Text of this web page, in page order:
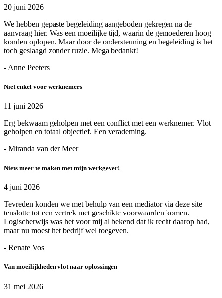
20 juni 2026
We hebben gepaste begeleiding aangeboden gekregen na de
aanvraag hier. Was een moeilijke tijd, waarin de gemoederen hoog
konden oplopen. Maar door de ondersteuning en begeleiding is het
toch geslaagd zonder ruzie. Mega bedankt!
- Anne Peeters
Niet enkel voor werknemers
11 juni 2026
Erg bekwaam geholpen met een conflict met een werknemer. Vlot
geholpen en totaal objectief. Een verademing.
- Miranda van der Meer
Niets meer te maken met mijn werkgever!
4 juni 2026
Tevreden konden we met behulp van een mediator via deze site
tenslotte tot een vertrek met geschikte voorwaarden komen.
Logischerwijs was het voor mij al bekend dat ik recht daarop had,
maar nu moest het bedrijf wel toegeven.
- Renate Vos
Van moeilijkheden vlot naar oplossingen
31 mei 2026